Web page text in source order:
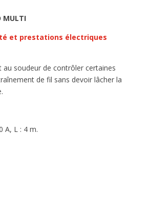
MULTI
et prestations électriques
au soudeur de contrôler certaines
de fil sans devoir lâcher la
A, L : 4 m.